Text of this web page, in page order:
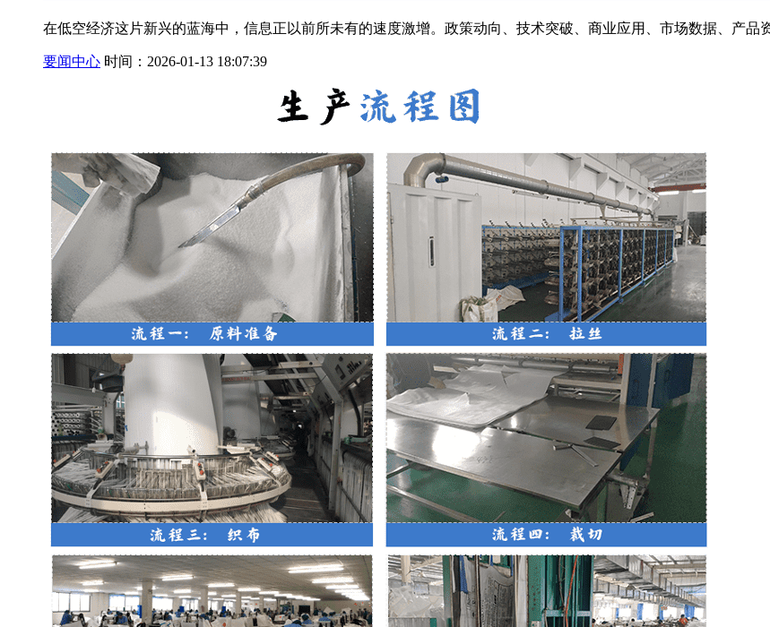
在低空经济这片新兴的蓝海中，信息正以前所未有的速度激增。政策动向、技术突破、商业应用、市场数据、产
要闻中心 时间：2026-01-13 18:07:39